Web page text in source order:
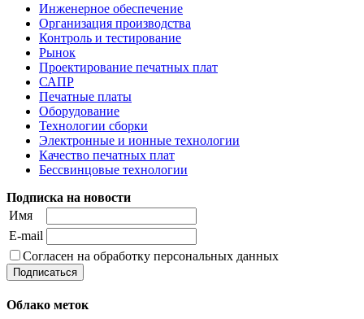
Инженерное обеспечение
Организация производства
Контроль и тестирование
Рынок
Проектирование печатных плат
САПР
Печатные платы
Оборудование
Технологии сборки
Электронные и ионные технологии
Качество печатных плат
Бессвинцовые технологии
Подписка на новости
Имя
E-mail
Согласен на обработку персональных данных
Облако меток